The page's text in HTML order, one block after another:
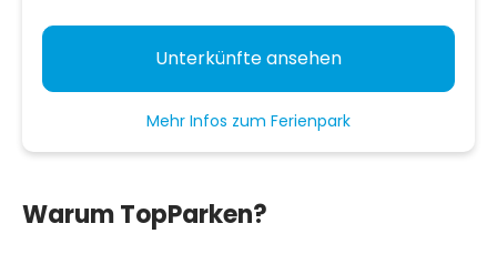
Unterkünfte ansehen
Mehr Infos zum Ferienpark
Warum TopParken?